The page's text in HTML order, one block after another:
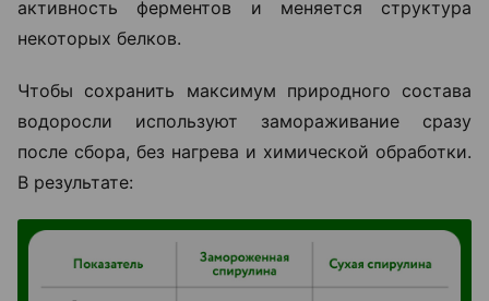
активность ферментов и меняется структура
некоторых белков.
Чтобы сохранить максимум природного состава
водоросли используют замораживание сразу
после сбора, без нагрева и химической обработки.
В результате: